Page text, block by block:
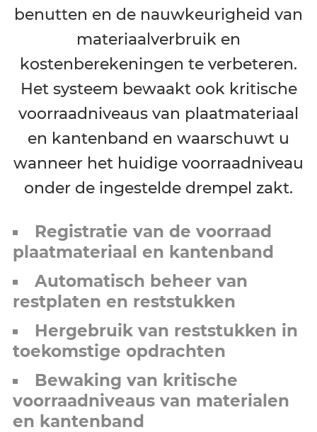
benutten en de nauwkeurigheid van
materiaalverbruik en
kostenberekeningen te verbeteren.
Het systeem bewaakt ook kritische
voorraadniveaus van plaatmateriaal
en kantenband en waarschuwt u
wanneer het huidige voorraadniveau
onder de ingestelde drempel zakt.
Registratie van de voorraad
plaatmateriaal en kantenband
Automatisch beheer van
restplaten en reststukken
Hergebruik van reststukken in
toekomstige opdrachten
Bewaking van kritische
voorraadniveaus van materialen
en kantenband